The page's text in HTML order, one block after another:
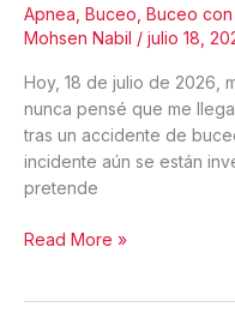
Apnea Buceo Buceo
Mohsen Nabil / julio 18,
Hoy, 18 de julio de 2026,
nunca pensé que me
tras un accidente de
incidente aún se están
pretende
La
Read More »